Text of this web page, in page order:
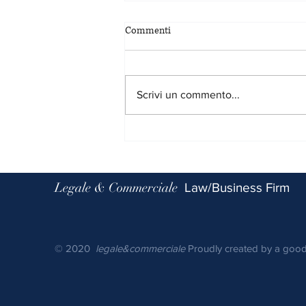
Commenti
Scrivi un commento...
Legale & Commerciale Law/Business Firm
© 2020 legale&commercialeProudly created by a